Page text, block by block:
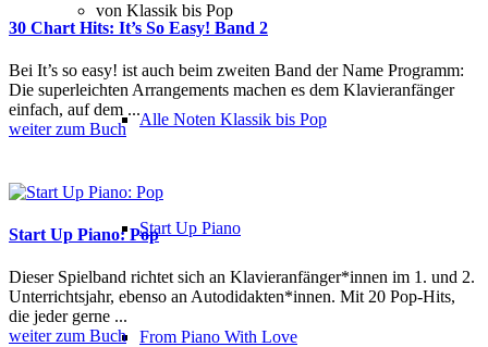
von Klassik bis Pop
Alle Noten Klassik bis Pop
Start Up Piano
From Piano With Love
30 Chart Hits: It’s So Easy! Band 2
Bei It’s so easy! ist auch beim zweiten Band der Name Programm:
Die superleichten Arrangements machen es dem Klavieranfänger
einfach, auf dem ...
weiter zum Buch
Start Up Piano: Pop
Dieser Spielband richtet sich an Klavieranfänger*innen im 1. und 2.
Unterrichtsjahr, ebenso an Autodidakten*innen. Mit 20 Pop-Hits,
die jeder gerne ...
weiter zum Buch